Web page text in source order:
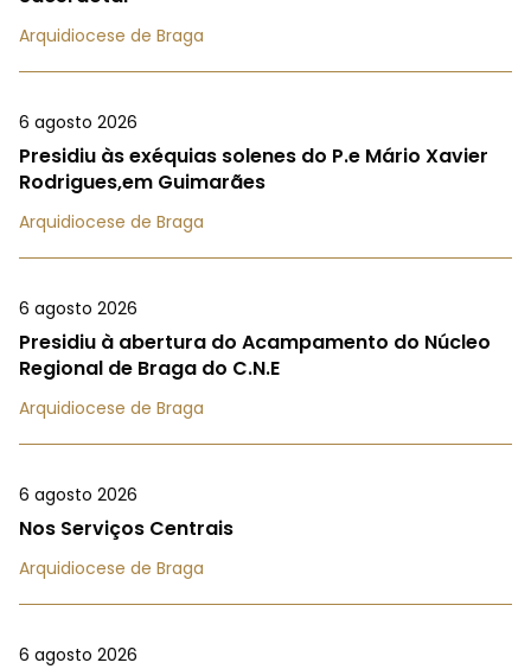
Arquidiocese de Braga
6 agosto 2026
Presidiu às exéquias solenes do P.e Mário Xavier
Rodrigues,em Guimarães
Arquidiocese de Braga
6 agosto 2026
Presidiu à abertura do Acampamento do Núcleo
Regional de Braga do C.N.E
Arquidiocese de Braga
6 agosto 2026
Nos Serviços Centrais
Arquidiocese de Braga
6 agosto 2026